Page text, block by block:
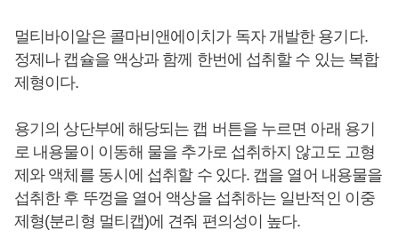
멀티바이알은 콜마비앤에이치가 독자 개발한 용기다.
정제나 캡슐을 액상과 함께 한번에 섭취할 수 있는 복합
제형이다.
용기의 상단부에 해당되는 캡 버튼을 누르면 아래 용기
로 내용물이 이동해 물을 추가로 섭취하지 않고도 고형
제와 액체를 동시에 섭취할 수 있다. 캡을 열어 내용물을
섭취한 후 뚜껑을 열어 액상을 섭취하는 일반적인 이중
제형(분리형 멀티캡)에 견줘 편의성이 높다.